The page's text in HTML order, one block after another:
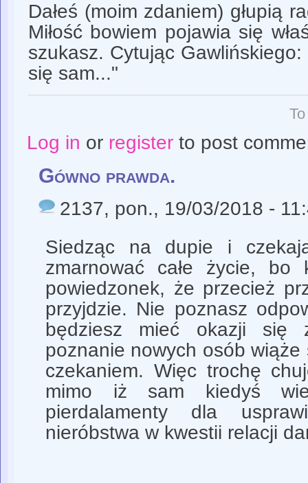
Dałeś (moim zdaniem) głupią
Miłość bowiem pojawia się
szukasz. Cytując
się sam..."
Log in or registerto post
Gówno prawda.
2137, pon., 19/03/2018 -
Siedząc na dupie i
zmarnować całe życie, bo
powiedzonek, że przecież
przyjdzie. Nie poznasz
będziesz mieć okazji się
poznanie nowych osób wiąże
czekaniem. Więc trochę
mimo iż sam kiedyś
pierdalamenty dla
nieróbstwa w kwestii relacji